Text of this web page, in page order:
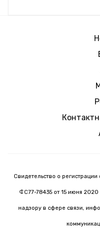
Свидетельство о
ФС77-78435 от 15 июня
надзору в сфере связи,